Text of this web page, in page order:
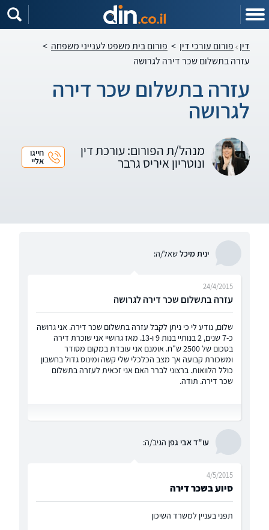
דין פורום עורכי דין > פורום בית משפט לענייני משפחה >
עזרה בתשלום שכר דירה לגרושה
עזרה בתשלום שכר דירה
לגרושה
מנהל/ת הפורום: עורכת דין
ונוטריון איריס גרבר
חייגו
אליי
ינית מיכלשאל/ה:
עזרה בתשלום שכר דירה לגרושה
24/4/2015
שלום, נודע לי כי ניתן לקבל עזרה בתשלום שכר דירה. אני גרושה
כ-7 שנים, 2 בנותיי בנות 9 ו-13. מאז גרושיי אני שוכרת דירה
בסכום של 2500 ש"ח. אומנם אני עובדת במקום מסודר
ומשכורת קבועה אך מצב הכלכלי שלי קשה ומינוס גדול בחשבון
כולל הלוואות. ברצוני לברר האם אני זכאית לעזרה בתשלום
שכר דירה. תודה.
עו"ד אבי גפן הגיב/ה:
סיוע בשכר דירה
4/5/2015
תפני בעניין למשרד השיכון